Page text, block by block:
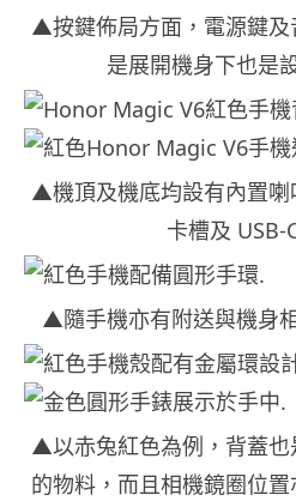
▲按鍵佈局方面，電源鍵及
是展開機身下也是
▲機頂及機底均設有內置喇
卡槽及 USB-
▲隨手機亦有附送與機身
▲以赤兔紅色為例，背蓋也
的物料，而且相機鏡圈位置